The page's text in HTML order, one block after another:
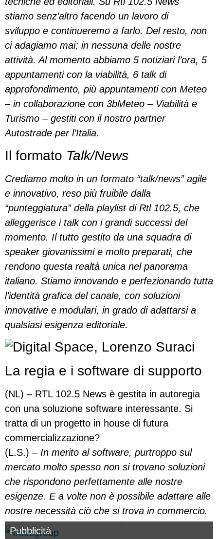
stiamo senz’altro facendo un lavoro di
sviluppo e continueremo a farlo. Del resto, non
ci adagiamo mai; in nessuna delle nostre
attività. Al momento abbiamo 5 notiziari l’ora, 5
appuntamenti con la viabilità, 6 talk di
approfondimento, più appuntamenti con Meteo
– in collaborazione con 3bMeteo – Viabilità e
Turismo – gestiti con il nostro partner
Autostrade per l’Italia.
Il formato Talk/News
Crediamo molto in un formato “talk/news” agile
e innovativo, reso più fruibile dalla
“punteggiatura” della playlist di Rtl102.5, che
alleggerisce i talk con i grandi successi del
momento. Il tutto gestito da una squadra di
speaker giovanissimi e molto preparati, che
rendono questa realtà unica nel panorama
italiano. Stiamo innovando e perfezionando tutta
l’identità grafica del canale, con soluzioni
innovative e modulari, in grado di adattarsi a
qualsiasi esigenza editoriale.
La regia e i software di supporto
(NL) – RTL 102.5 News è gestita in autoregia
con una soluzione software interessante. Si
tratta di un progetto in house di futura
commercializzazione?
(L.S.) –In merito al software, purtroppo sul
mercato molto spesso non si trovano soluzioni
che rispondono perfettamente alle nostre
esigenze. E a volte non è possibile adattare alle
nostre necessità ciò che si trova in commercio.
Pubblicità